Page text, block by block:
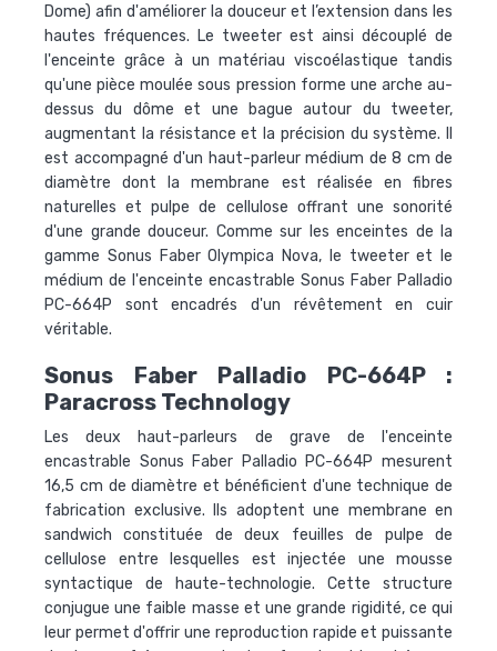
Dome) afin d'améliorer la douceur et l’extension dans les
hautes fréquences. Le tweeter est ainsi découplé de
l'enceinte grâce à un matériau viscoélastique tandis
qu'une pièce moulée sous pression forme une arche au-
dessus du dôme et une bague autour du tweeter,
augmentant la résistance et la précision du système. Il
est accompagné d'un haut-parleur médium de 8 cm de
diamètre dont la membrane est réalisée en fibres
naturelles et pulpe de cellulose offrant une sonorité
d'une grande douceur. Comme sur les enceintes de la
gamme Sonus Faber Olympica Nova, le tweeter et le
médium de l'enceinte encastrable Sonus Faber Palladio
PC-664P sont encadrés d'un révêtement en cuir
véritable.
Sonus Faber Palladio PC-664P :
Paracross Technology
Les deux haut-parleurs de grave de l'enceinte
encastrable Sonus Faber Palladio PC-664P mesurent
16,5 cm de diamètre et bénéficient d'une technique de
fabrication exclusive. Ils adoptent une membrane en
sandwich constituée de deux feuilles de pulpe de
cellulose entre lesquelles est injectée une mousse
syntactique de haute-technologie. Cette structure
conjugue une faible masse et une grande rigidité, ce qui
leur permet d'offrir une reproduction rapide et puissante